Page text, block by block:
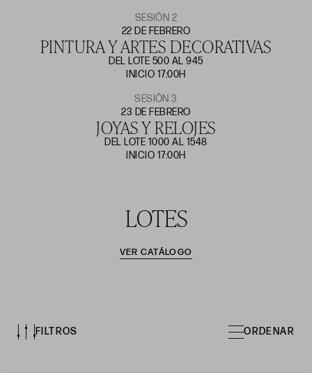
SESIÓN 2
22 DE FEBRERO
PINTURA Y ARTES DECORATIVAS
DEL LOTE 500 AL 945
INICIO 17:00H
SESIÓN 3
23 DE FEBRERO
JOYAS Y RELOJES
DEL LOTE 1000 AL 1548
INICIO 17:00H
LOTES
VER CATÁLOGO
FILTROS ORDENAR